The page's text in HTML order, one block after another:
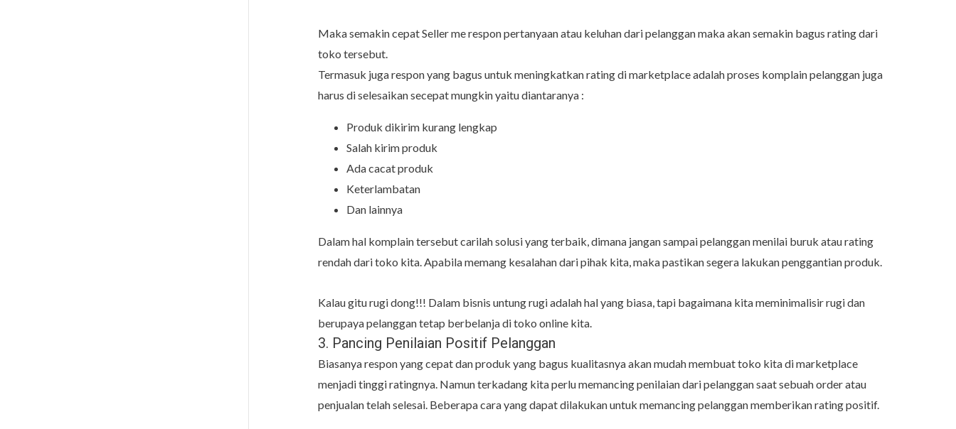
Maka semakin cepat Seller me respon pertanyaan atau keluhan dari pelanggan maka akan semakin bagus rating dari
toko tersebut.
Termasuk juga respon yang bagus untuk meningkatkan rating di marketplace adalah proses komplain pelanggan juga
harus di selesaikan secepat mungkin yaitu diantaranya :
Produk dikirim kurang lengkap
Salah kirim produk
Ada cacat produk
Keterlambatan
Dan lainnya
Dalam hal komplain tersebut carilah solusi yang terbaik, dimana jangan sampai pelanggan menilai buruk atau rating
rendah dari toko kita. Apabila memang kesalahan dari pihak kita, maka pastikan segera lakukan penggantian produk.
Kalau gitu rugi dong!!! Dalam bisnis untung rugi adalah hal yang biasa, tapi bagaimana kita meminimalisir rugi dan
berupaya pelanggan tetap berbelanja di toko online kita.
3. Pancing Penilaian Positif Pelanggan
Biasanya respon yang cepat dan produk yang bagus kualitasnya akan mudah membuat toko kita di marketplace
menjadi tinggi ratingnya. Namun terkadang kita perlu memancing penilaian dari pelanggan saat sebuah order atau
penjualan telah selesai. Beberapa cara yang dapat dilakukan untuk memancing pelanggan memberikan rating positif.